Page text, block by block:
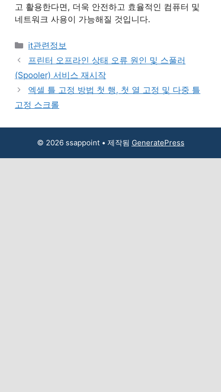
고 활용한다면, 더욱 안전하고 효율적인 컴퓨터 및
네트워크 사용이 가능해질 것입니다.
카
테
리
it관련정보
프린터 오프라인 상태 오류 원인 및 스풀러
(Spooler) 서비스 재시작
엑셀 틀 고정 방법 첫 행, 첫 열 고정 및 다중 틀
고정 스크롤
© 2026 ssappoint• 제작됨 GeneratePress